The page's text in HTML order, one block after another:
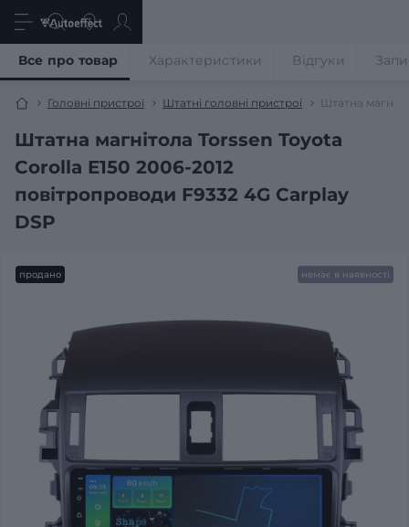
Головні пристрої Штатні головні пристрої Штатна
Штатна магнітола Torssen Toyota
Corolla E150 2006-2012
повітропроводи F9332 4G Carplay
DSP
Все про товар Характеристики Відгуки
продано немає в наявності